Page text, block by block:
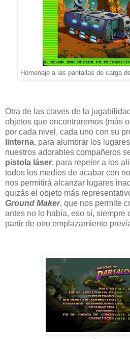
Homenaje a las pantallas de carga
Otra de las claves de la
objetos que encontraremos (más
por cada nivel, cada uno con su
linterna, para alumbrar los
nuestros adorables compañeros
pistola láser, para repeler a los
todos los medios de acabar con
nos permitirá alcanzar lugares
quizás el objeto más
Ground Maker, que nos permite
antes no lo había, eso sí, siempre
partir de otro emplazamiento